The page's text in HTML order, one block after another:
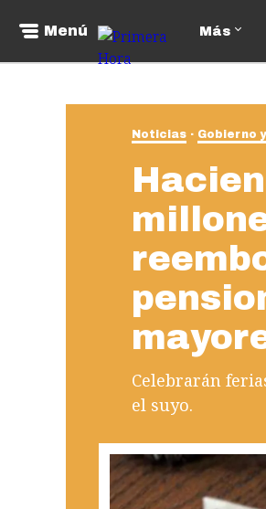
Menú Más
Noticias Gobierno
Celebrarán
el suyo.